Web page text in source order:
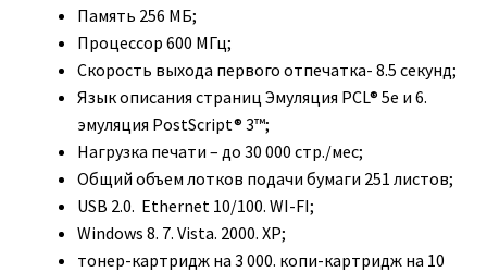
Память 256 МБ;
Процессор 600 МГц;
Скорость выхода первого отпечатка- 8.5 секунд;
Язык описания страниц Эмуляция PCL® 5e и 6.
эмуляция PostScript® 3™;
Нагрузка печати – до 30 000 стр./мес;
Общий объем лотков подачи бумаги 251 листов;
USB 2.0. Ethernet 10/100. WI-FI;
Windows 8. 7. Vista. 2000. XP;
тонер-картридж на 3 000. копи-картридж на 10